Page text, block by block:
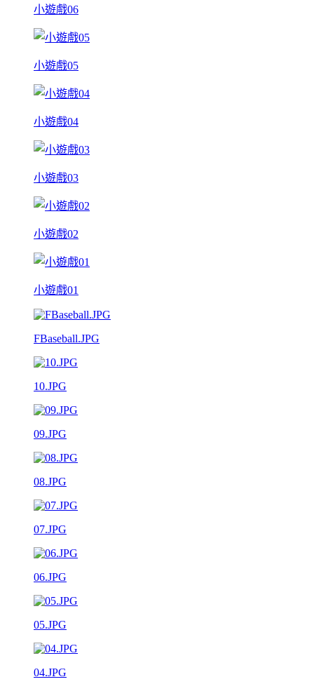
小遊戲06
小遊戲05
小遊戲04
小遊戲03
小遊戲02
小遊戲01
FBaseball.JPG
10.JPG
09.JPG
08.JPG
07.JPG
06.JPG
05.JPG
04.JPG